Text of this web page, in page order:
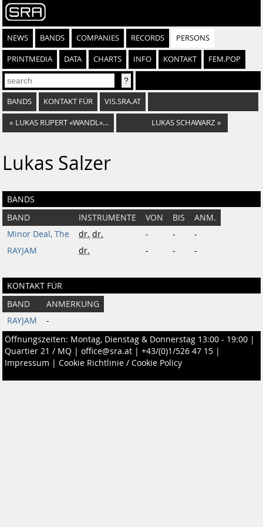
NEWS BANDS COMPANIES RECORDS PERSONS
PRINTMEDIA DATA CHARTS INFO KONTAKT FEM.POP
BANDS KONTAKT FÜR VIS.SRA.AT
« LUKAS RUPERT «WANDL» WANDL LUKAS SCHAWARZ »
Lukas Salzer
BANDS
BAND INSTRUMENTE VON BIS
ANM.
Minor Deal, The
dr. dr. - -
-
RAYJAM
dr. - - -
KONTAKT FÜR
BAND
ANMERKUNG
RAYJAM
-
Öffnungszeiten: Montag, Dienstag & Donnerstag 13:00 - 19:00 |
Quartier 21 / MQ | office@sra.at | +43/(0)1/526 47 15 |
Impressum | Cookie Richtlinie / Cookie Policy